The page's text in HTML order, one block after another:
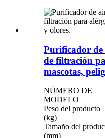
Purificador de
de filtración
mascotas,
NÚMERO DE
MODELO
Peso del producto
(kg)
Tamaño del
(mm)